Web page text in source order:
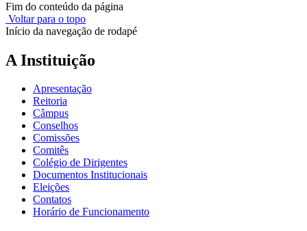
Fim do conteúdo da página
Voltar para o topo
Início da navegação de rodapé
A Instituição
Apresentação
Reitoria
Câmpus
Conselhos
Comissões
Comitês
Colégio de Dirigentes
Documentos Institucionais
Eleições
Contatos
Horário de Funcionamento